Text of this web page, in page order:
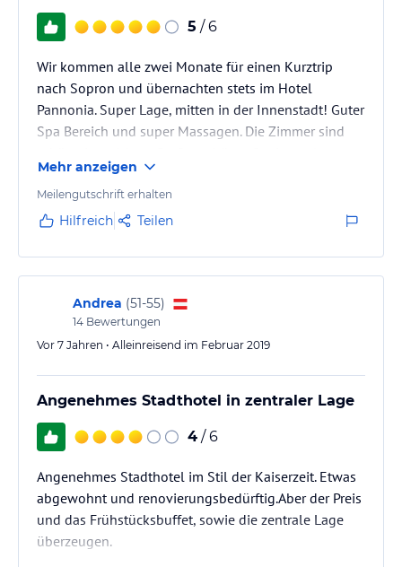
5 / 6
Wir kommen alle zwei Monate für einen Kurztrip
nach Sopron und übernachten stets im Hotel
Pannonia. Super Lage, mitten in der Innenstadt! Guter
Spa Bereich und super Massagen. Die Zimmer sind
Mehr anzeigen
Meilengutschrift erhalten
Hilfreich Teilen
Andrea (51-55)
14 Bewertungen
Vor 7 Jahren • Alleinreisend im Februar 2019
Angenehmes Stadthotel in zentraler Lage
4 / 6
Angenehmes Stadthotel im Stil der Kaiserzeit. Etwas
abgewohnt und renovierungsbedürftig.Aber der Preis
und das Frühstücksbuffet, sowie die zentrale Lage
überzeugen.